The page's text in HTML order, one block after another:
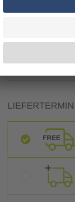
7%
LIEFERTERMIN